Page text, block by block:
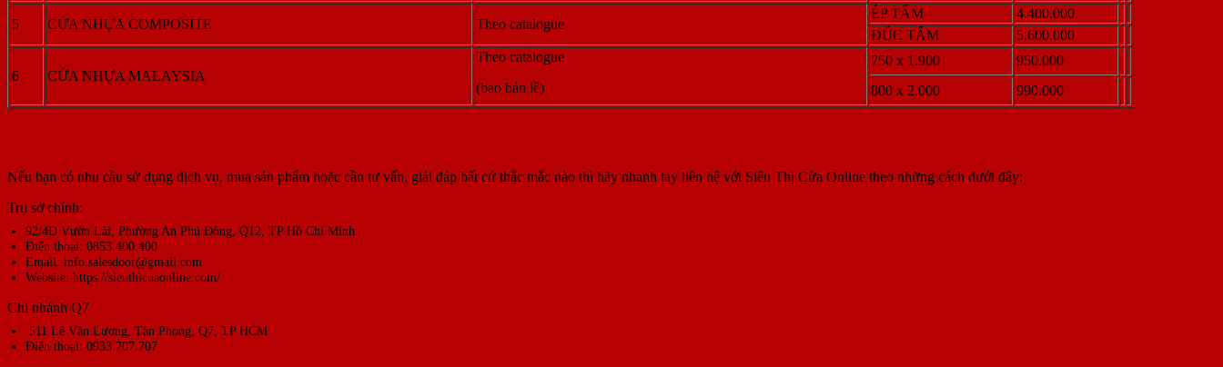
5 CỬA NHỰA COMPOSITE Theo catalogue
ÉP TẤM
4.400.000
ĐÚC TẤM
5.600.000
6 CỬA NHỰA MALAYSIA
Theo catalogue
(bao bản lề)
750 x 1.900
950.000
800 x 2.000
990.000
Nếu bạn có nhu cầu sử dụng dịch vụ, mua sản phẩm hoặc cần tư vấn, giải đáp bất cứ thắc mắc nào thì hãy nhanh tay liên hệ với Siêu Thị Cửa Online theo những cách dưới đây:
Trụ sở chính:
92/4D Vườn Lài, Phường An Phú Đông, Q12, TP Hồ Chí Minh.
Điện thoại: 0853.400.400
Email: info.salesdoor@gmail.com
Website: https://sieuthicuaonline.com/
Chi nhánh Q7
511 Lê Văn Lương, Tân Phong, Q7, TP HCM
Điện thoại: 0933.707.707